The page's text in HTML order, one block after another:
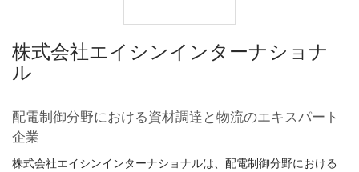
株式会社エイシンインターナショナ
ル
配電制御分野における資材調達と物流のエキスパート
企業
株式会社エイシンインターナショナルは、配電制御分野における